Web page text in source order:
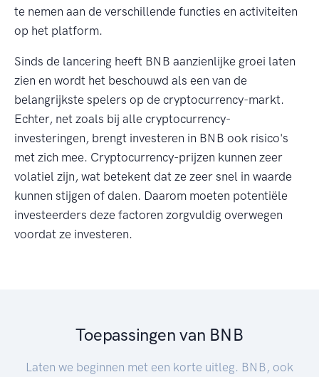
te nemen aan de verschillende functies en activiteiten
op het platform.
Sinds de lancering heeft BNB aanzienlijke groei laten
zien en wordt het beschouwd als een van de
belangrijkste spelers op de cryptocurrency-markt.
Echter, net zoals bij alle cryptocurrency-
investeringen, brengt investeren in BNB ook risico's
met zich mee. Cryptocurrency-prijzen kunnen zeer
volatiel zijn, wat betekent dat ze zeer snel in waarde
kunnen stijgen of dalen. Daarom moeten potentiële
investeerders deze factoren zorgvuldig overwegen
voordat ze investeren.
Toepassingen van BNB
Laten we beginnen met een korte uitleg. BNB, ook